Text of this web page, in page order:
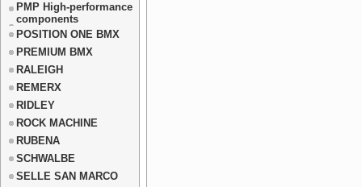
PMP High-performance
components
POSITION ONE BMX
PREMIUM BMX
RALEIGH
REMERX
RIDLEY
ROCK MACHINE
RUBENA
SCHWALBE
SELLE SAN MARCO